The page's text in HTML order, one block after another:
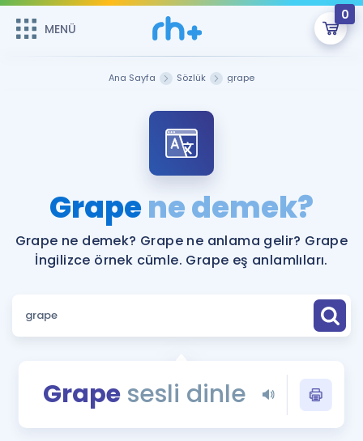
MENÜ
0
ÜYE DEĞİLİM
Sepetin Şu An Boş.
Remzi Hoca ile seni sınava hazırlayacak onlarca eğitim seni
bekliyor!
MENÜ
Katılımcı Görüşleri
Faydalı Araçlar
Sözlük
Rehberlik Aracı
Ana Sayfa Sözlük grape
Grapene demek?
Grape ne demek? Grape ne anlama gelir? Grape
İngilizce örnek cümle. Grape eş anlamlıları.
Grapesesli dinle